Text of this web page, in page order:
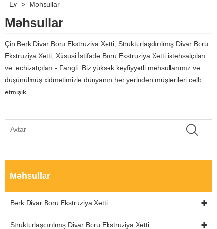
Ev > Məhsullar
Məhsullar
Çin Bərk Divar Boru Ekstruziya Xətti, Strukturlaşdırılmış Divar Boru
Ekstruziya Xətti, Xüsusi İstifadə Boru Ekstruziya Xətti istehsalçıları
və təchizatçıları - Fangli. Biz yüksək keyfiyyətli məhsullarımız və
düşünülmüş xidmətimizlə dünyanın hər yerindən müştəriləri cəlb
etmişik.
Məhsullar
Bərk Divar Boru Ekstruziya Xətti
Strukturlaşdırılmış Divar Boru Ekstruziya Xətti